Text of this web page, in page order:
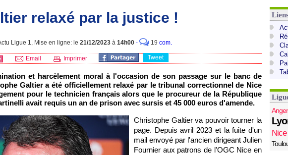
relaxé par la justice !
Ligue 1, Mise en ligne: le 21/12/2023 à 14h00 - 19 com.
Email Imprimer Tweet
et harcèlement moral à l'occasion de son passage sur le banc de
Galtier a été officiellement relaxé par le tribunal correctionnel de Nice
pour le technicien français alors que le procureur de la République
avait requis un an de prison avec sursis et 45 000 euros d'amende.
Christophe Galtier va pouvoir tourner la
page. Depuis avril 2023 et la fuite d'un
mail envoyé par l'ancien dirigeant Julien
Fournier aux patrons de l'OGC Nice en
Nice